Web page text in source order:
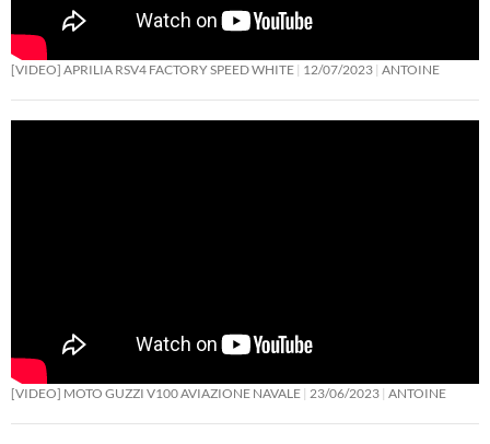
[VIDEO] APRILIA RSV4 FACTORY SPEED WHITE 12/07/2023 ANTOINE
[VIDEO] MOTO GUZZI V100 AVIAZIONE NAVALE 23/06/2023 ANTOINE